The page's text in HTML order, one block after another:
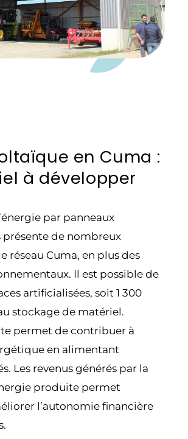
en Cuma :
à développer
par panneaux
de nombreux
réseau Cuma, en plus des
Il est possible de
artificialisées, soit 1 300
stockage de matériel.
permet de contribuer à
en alimentant
Les revenus générés par la
produite permet
l’autonomie financière